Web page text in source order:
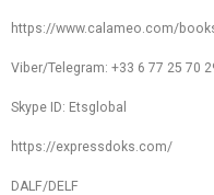
https://www.calameo.com/
Viber/Telegram: +33 6 77 25 70
Skype ID: Etsglobal
https://expressdoks.com/
DALF/DELF